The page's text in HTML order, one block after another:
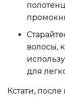
волосы,
для
Кстати,